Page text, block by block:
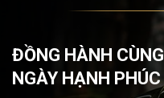
ĐỒNG HÀNH CÙNG
NGÀY HẠNH PHÚC